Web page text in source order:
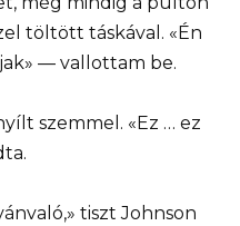
töltött táskával. «Én
— vallottam be.
szemmel. «Ez … ez
tiszt Johnson